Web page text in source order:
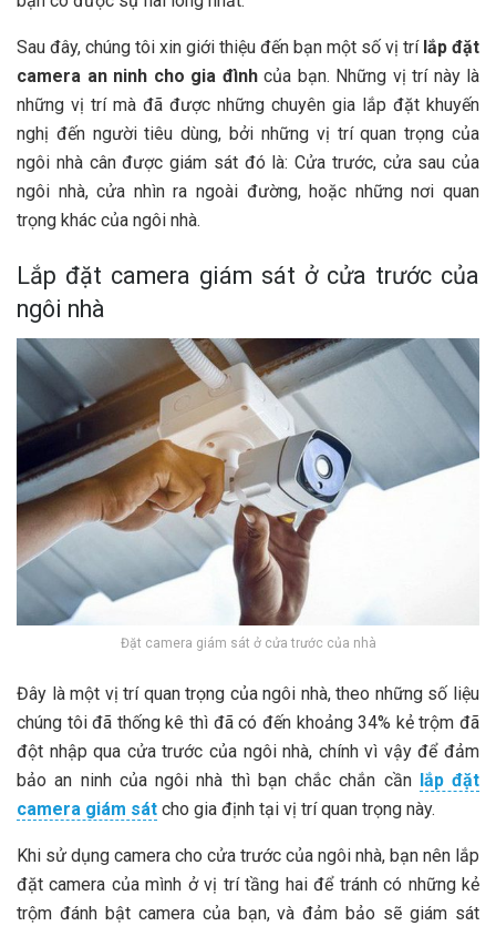
Sau đây, chúng tôi xin giới thiệu đến bạn một số vị trí lắp đặt
camera an ninh cho gia đìnhcủa bạn. Những vị trí này là
những vị trí mà đã được những chuyên gia lắp đặt khuyến
nghị đến người tiêu dùng, bởi những vị trí quan trọng của
ngôi nhà cân được giám sát đó là: Cửa trước, cửa sau của
ngôi nhà, cửa nhìn ra ngoài đường, hoặc những nơi quan
trọng khác của ngôi nhà.
Lắp đặt camera giám sát ở cửa trước của
ngôi nhà
Đặt camera giám sát ở cửa trước của nhà
Đây là một vị trí quan trọng của ngôi nhà, theo những số liệu
chúng tôi đã thống kê thì đã có đến khoảng 34% kẻ trộm đã
đột nhập qua cửa trước của ngôi nhà, chính vì vậy để đảm
bảo an ninh của ngôi nhà thì bạn chắc chắn cần lắp đặt
camera giám sát cho gia định tại vị trí quan trọng này.
Khi sử dụng camera cho cửa trước của ngôi nhà, bạn nên lắp
đặt camera của mình ở vị trí tầng hai để tránh có những kẻ
trộm đánh bật camera của bạn, và đảm bảo sẽ giám sát